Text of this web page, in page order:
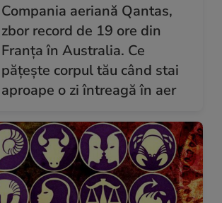
Compania aeriană Qantas,
zbor record de 19 ore din
Franța în Australia. Ce
pățește corpul tău când stai
aproape o zi întreagă în aer